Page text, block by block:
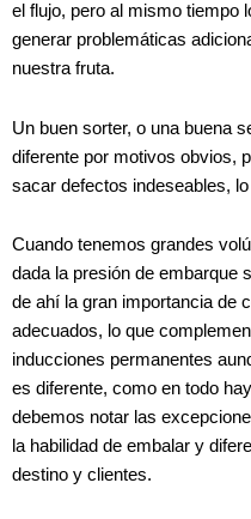
el flujo, pero al mismo tiempo
generar problemáticas
nuestra fruta.
Un buen sorter, o una buena
diferente por motivos obvios,
sacar defectos indeseables,
Cuando tenemos grandes
dada la presión de embarque
de ahí la gran importancia de
adecuados, lo que
inducciones permanentes
es diferente, como en todo
debemos notar las
la habilidad de embalar y
destino y clientes.